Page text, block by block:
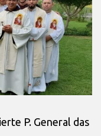
P. General das